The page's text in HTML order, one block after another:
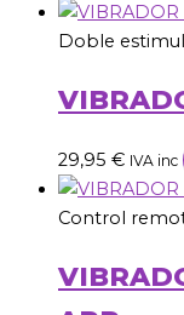
Doble
29,95 € IVA inc
Control